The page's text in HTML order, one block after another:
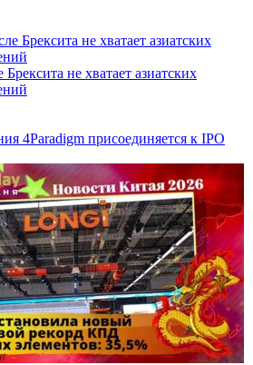
не хватает азиатских
4Paradigm присоединяется к IPO